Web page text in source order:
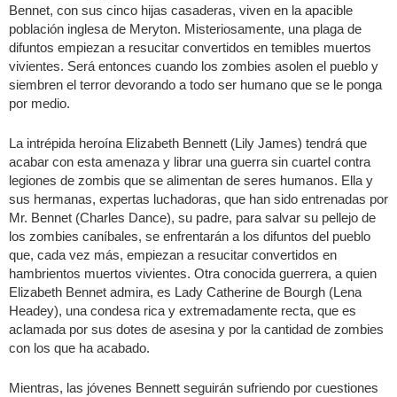
Bennet, con sus cinco hijas casaderas, viven en la apacible
población inglesa de Meryton. Misteriosamente, una plaga de
difuntos empiezan a resucitar convertidos en temibles muertos
vivientes. Será entonces cuando los zombies asolen el pueblo y
siembren el terror devorando a todo ser humano que se le ponga
por medio.
La intrépida heroína Elizabeth Bennett (Lily James) tendrá que
acabar con esta amenaza y librar una guerra sin cuartel contra
legiones de zombis que se alimentan de seres humanos. Ella y
sus hermanas, expertas luchadoras, que han sido entrenadas por
Mr. Bennet (Charles Dance), su padre, para salvar su pellejo de
los zombies caníbales, se enfrentarán a los difuntos del pueblo
que, cada vez más, empiezan a resucitar convertidos en
hambrientos muertos vivientes. Otra conocida guerrera, a quien
Elizabeth Bennet admira, es Lady Catherine de Bourgh (Lena
Headey), una condesa rica y extremadamente recta, que es
aclamada por sus dotes de asesina y por la cantidad de zombies
con los que ha acabado.
Mientras, las jóvenes Bennett seguirán sufriendo por cuestiones